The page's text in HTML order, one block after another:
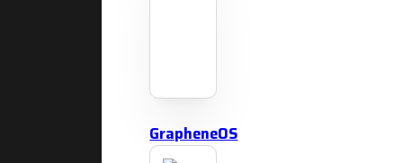
GrapheneOS